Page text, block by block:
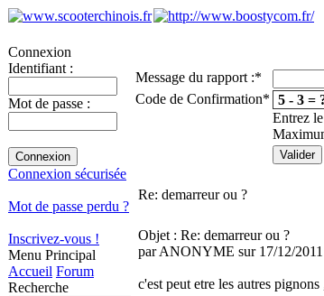
Connexion
Identifiant :
Mot de passe :
Connexion sécurisée
Mot de passe perdu ?
Inscrivez-vous !
Menu Principal
Accueil Forum
Recherche
Message du rapport :*
Code de Confirmation* 5 - 3 =
Entrez
Re: demarreur ou ?
Objet : Re: demarreur ou ?
par ANONYME sur 17/12/
c'est peut etre les autres